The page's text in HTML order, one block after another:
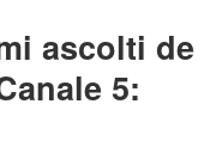
ascolti de
5: